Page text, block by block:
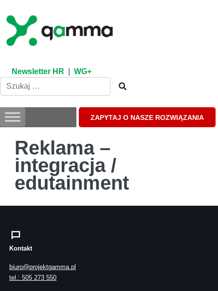
content
Newsletter HR WG+
ZAPYTAJ O NASZE ROZWIĄZANIA
Reklama –
integracja /
edutainment
Kontakt
biuro@projektgamma.pl
tel.: 505 273 550